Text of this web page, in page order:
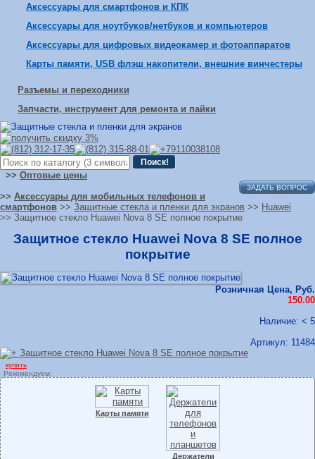
Аксессуары для смартфонов и КПК
Аксессуары для ноутбуков/нетбуков и компьютеров
Аксессуары для цифровых видеокамер и фотоаппаратов
Карты памяти, USB флэш накопители, внешние винчестеры
Разъемы и переходники
Запчасти, инструмент для ремонта и пайки
>> Оптовые цены
ЗАДАТЬ ВОПРОС
>> Аксессуары для мобильных телефонов и
смартфонов >> Защитные стекла и пленки для экранов >> Huawei
>> Защитное стекло Huawei Nova 8 SE полное покрытие
Защитное стекло Huawei Nova 8 SE полное
покрытие
Розничная Цена, Руб.
150.00
Наличие: < 5
Артикул: 11484
купить
Рекомендуем:
Карты памяти
Держатели